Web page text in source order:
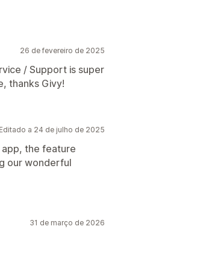
26 de fevereiro de 2025
/ Support is super
thanks Givy!
Editado a 24 de julho de 2025
the feature
our wonderful
31 de março de 2026